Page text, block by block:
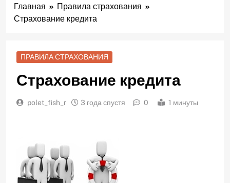
Главная
Правила страхования
Страхование кредита
ПРАВИЛА СТРАХОВАНИЯ
Страхование кредита
polet_fish_r 3 года спустя 0 1 минуты